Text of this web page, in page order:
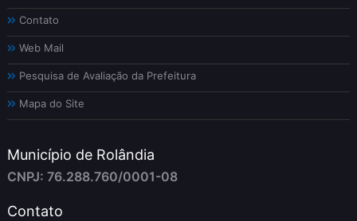
Contato
Web Mail
Pesquisa de Avaliação da Prefeitura
Mapa do Site
Município de Rolândia
CNPJ: 76.288.760/0001-08
Contato